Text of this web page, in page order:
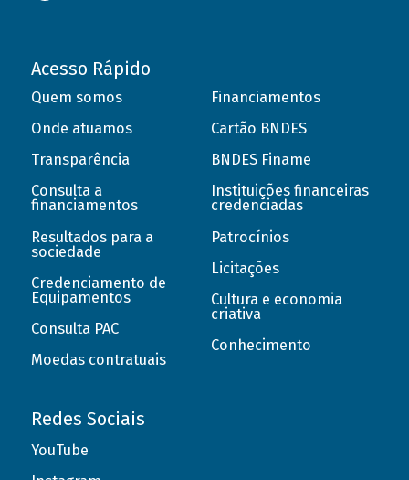
Acesso Rápido
Quem somos
Onde atuamos
Transparência
Consulta a
financiamentos
Resultados para a
sociedade
Credenciamento de
Equipamentos
Consulta PAC
Moedas contratuais
Financiamentos
Cartão BNDES
BNDES Finame
Instituições financeiras
credenciadas
Patrocínios
Licitações
Cultura e economia
criativa
Conhecimento
Redes Sociais
YouTube